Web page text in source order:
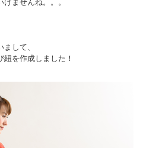
ませんね。。。
して、
を作成しました！